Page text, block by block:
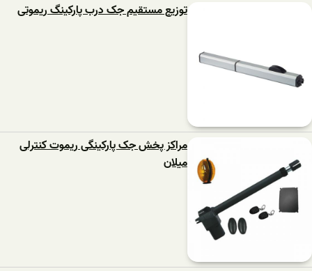
توزیع مستقیم جک درب پارکینگ ریموتی
مراکز پخش جک پارکینگی ریموت کنترلی
میلان